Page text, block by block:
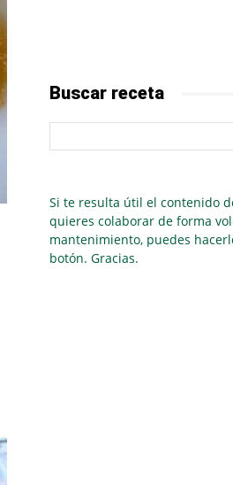
Buscar receta
Si te resulta útil el contenido
quieres colaborar de forma
mantenimiento, puedes
botón. Gracias.